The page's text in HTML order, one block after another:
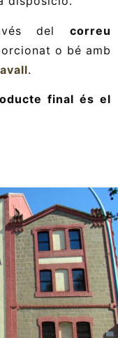
del correu
o bé amb
.
final és el